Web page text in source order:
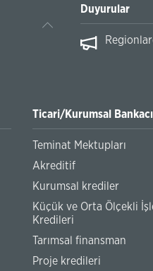
Duyurular
Ticari/Kurumsal
Teminat Mektupları
Akreditif
Kurumsal krediler
Küçük ve Orta Ölçekli
Kredileri
Tarımsal finansman
Proje kredileri